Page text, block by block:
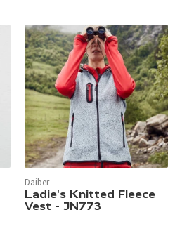
Daiber
Ladie's Knitted Fleece
Vest - JN773